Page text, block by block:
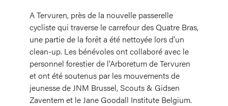
A Tervuren, près de la nouvelle passerelle
cycliste qui traverse le carrefour des Quatre Bras,
une partie de la forêt a été nettoyée lors d’un
clean-up. Les bénévoles ont collaboré avec le
personnel forestier de l’Arboretum de Tervuren
et ont été soutenus par les mouvements de
jeunesse de JNM Brussel, Scouts & Gidsen
Zaventem et le Jane Goodall Institute Belgium.